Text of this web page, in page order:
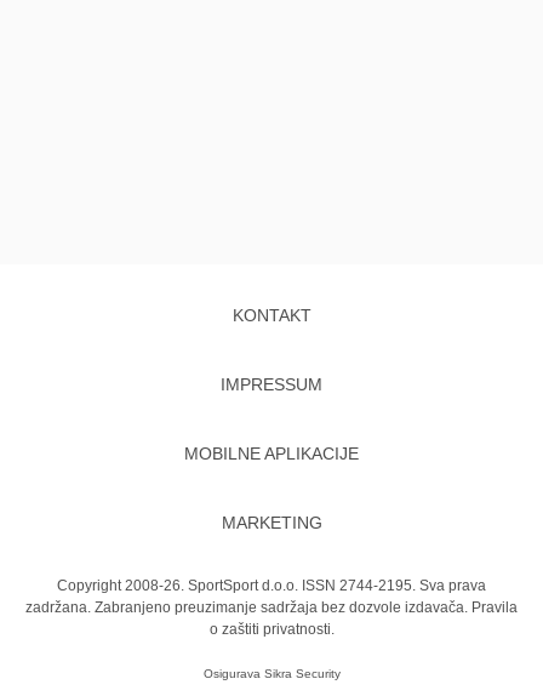
KONTAKT
IMPRESSUM
MOBILNE APLIKACIJE
MARKETING
Copyright 2008-26. SportSport d.o.o. ISSN 2744-2195. Sva prava
zadržana. Zabranjeno preuzimanje sadržaja bez dozvole izdavača. Pravila
o zaštiti privatnosti.
Osigurava Sikra Security